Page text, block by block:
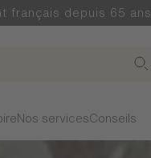
français depuis 65 ans
Nos servicesConseils